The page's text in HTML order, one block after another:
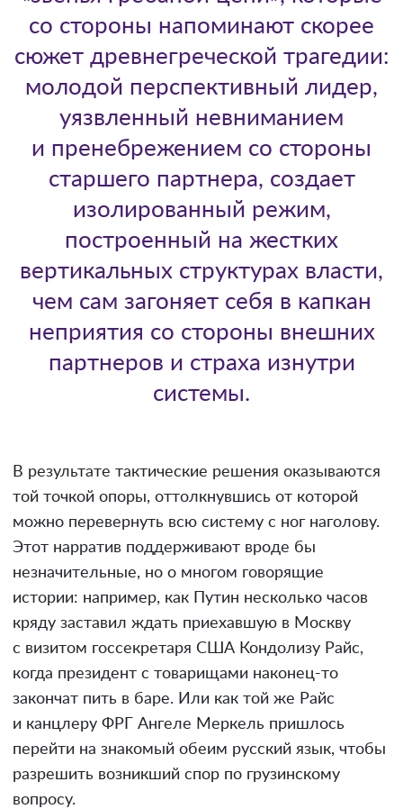
со стороны напоминают скорее
сюжет древнегреческой трагедии:
молодой перспективный лидер,
уязвленный невниманием
и пренебрежением со стороны
старшего партнера, создает
изолированный режим,
построенный на жестких
вертикальных структурах власти,
чем сам загоняет себя в капкан
неприятия со стороны внешних
партнеров и страха изнутри
системы.
В результате тактические решения оказываются
той точкой опоры, оттолкнувшись от которой
можно перевернуть всю систему с ног наголову.
Этот нарратив поддерживают вроде бы
незначительные, но о многом говорящие
истории: например, как Путин несколько часов
кряду заставил ждать приехавшую в Москву
с визитом госсекретаря США Кондолизу Райс,
когда президент с товарищами наконец-то
закончат пить в баре. Или как той же Райс
и канцлеру ФРГ Ангеле Меркель пришлось
перейти на знакомый обеим русский язык, чтобы
разрешить возникший спор по грузинскому
вопросу.